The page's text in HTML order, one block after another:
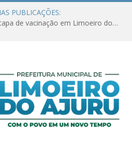
PUBLICAÇÕES:
Amanhã começa nova etapa de vacinação em Limoeiro do Ajuru para idosos com 65 ou mais